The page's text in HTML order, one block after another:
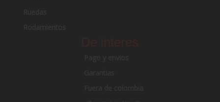
De interes